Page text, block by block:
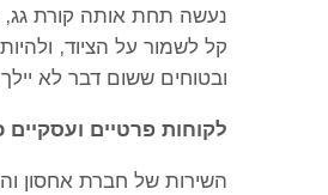
נעשה תחת אותה קורת גג,
קל לשמור על הציוד,
ובטוחים ששום דבר לא
לקוחות פרטיים
השירות של חברת אחסון